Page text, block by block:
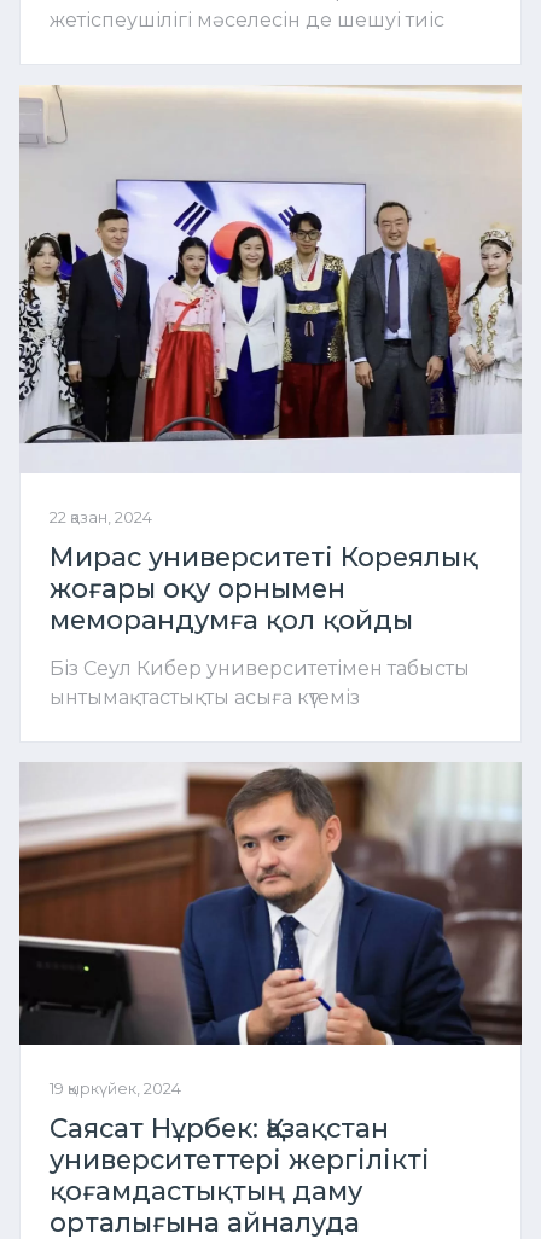
жетіспеушілігі мәселесін де шешуі тиіс
22 қазан, 2024
Мирас университеті Кореялық
жоғары оқу орнымен
меморандумға қол қойды
Біз Сеул Кибер университетімен табысты
ынтымақтастықты асыға күтеміз
19 қыркүйек, 2024
Саясат Нұрбек: Қазақстан
университеттері жергілікті
қоғамдастықтың даму
орталығына айналуда